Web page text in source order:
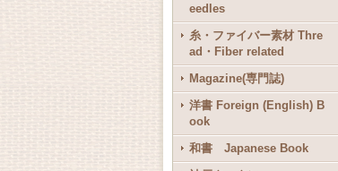
eedles
糸・ファイバー素材 Thre
ad・Fiber related
Magazine(専門誌)
洋書 Foreign (English) B
ook
和書 Japanese Book